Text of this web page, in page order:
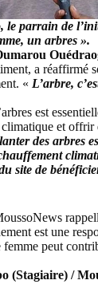
le parrain de
un arbres ».
a réaffirmé
« L’arbre,
est
et offrir
des arbres
site de
est une
peut
(Stagiaire) /